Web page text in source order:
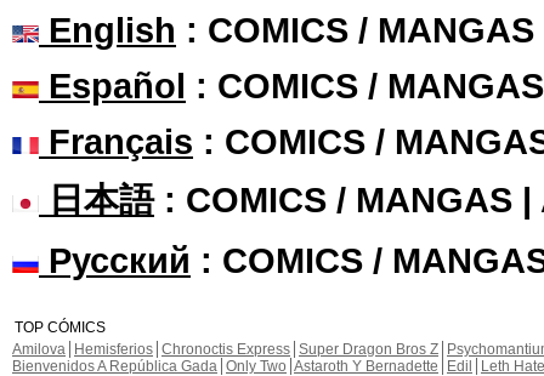
English : COMICS /
Español : COMICS /
Français : COMICS /
日本語: COMICS / MANGAS |
Русский : COMICS /
TOP CÓMICS
Amilova
Hemisferios Chronoctis Express Super Dragon Bros Z
Bienvenidos A República Gada Only Two Astaroth Y Bernadette Edil
Leth Hate